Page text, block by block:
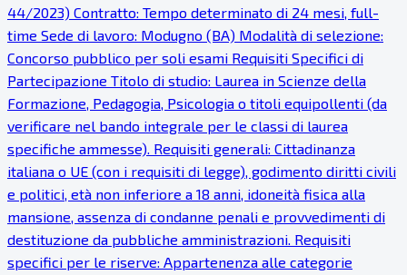
44/2023) Contratto: Tempo determinato di 24 mesi, full-
time Sede di lavoro: Modugno (BA) Modalità di selezione:
Concorso pubblico per soli esami Requisiti Specifici di
Partecipazione Titolo di studio: Laurea in Scienze della
Formazione, Pedagogia, Psicologia o titoli equipollenti (da
verificare nel bando integrale per le classi di laurea
specifiche ammesse). Requisiti generali: Cittadinanza
italiana o UE (con i requisiti di legge), godimento diritti civili
e politici, età non inferiore a 18 anni, idoneità fisica alla
mansione, assenza di condanne penali e provvedimenti di
destituzione da pubbliche amministrazioni. Requisiti
specifici per le riserve: Appartenenza alle categorie